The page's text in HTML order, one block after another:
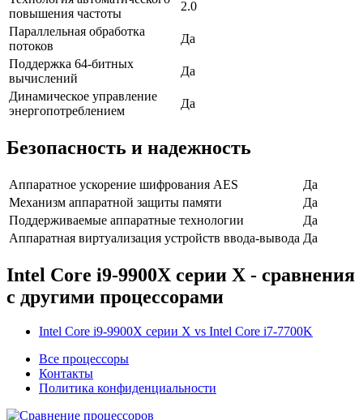
повышения частоты
2.0
Параллельная обработка
потоков
Да
Поддержка 64-битных
вычислений
Да
Динамическое управление
энергопотреблением
Да
Безопасность и надежность
Аппаратное ускорение шифрования AES
Да
Механизм аппаратной защиты памяти
Да
Поддерживаемые аппаратные технологии
Да
Аппаратная виртуализация устройств ввода-вывода Да
Intel Core i9-9900X серии X - сравнения
с другими процессорами
Intel Core i9-9900X серии X vs Intel Core i7-7700K
Все процессоры
Контакты
Политика конфиденциальности